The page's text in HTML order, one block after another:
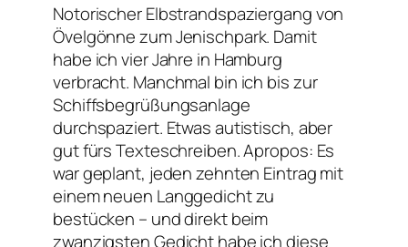
Notorischer Elbstrandspaziergang von
Övelgönne zum Jenischpark. Damit
habe ich vier Jahre in Hamburg
verbracht. Manchmal bin ich bis zur
Schiffsbegrüßungsanlage
durchspaziert. Etwas autistisch, aber
gut fürs Texteschreiben. Apropos: Es
war geplant, jeden zehnten Eintrag mit
einem neuen Langgedicht zu
bestücken – und direkt beim
zwanzigsten Gedicht habe ich diese